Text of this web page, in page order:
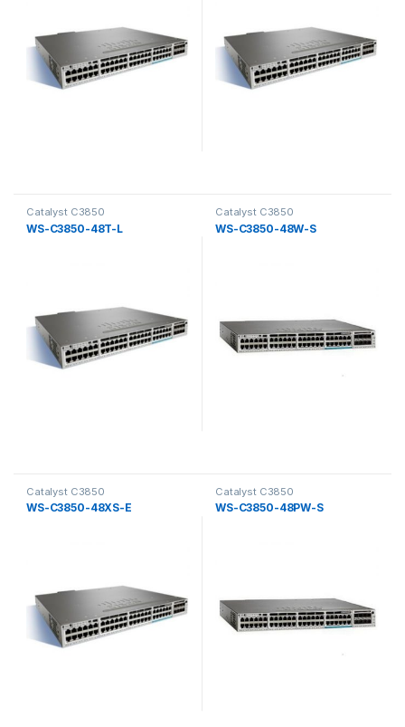
Catalyst C3850
WS-C3850-48T-L
Catalyst C3850
WS-C3850-48W-S
Catalyst C3850
WS-C3850-48XS-E
Catalyst C3850
WS-C3850-48PW-S